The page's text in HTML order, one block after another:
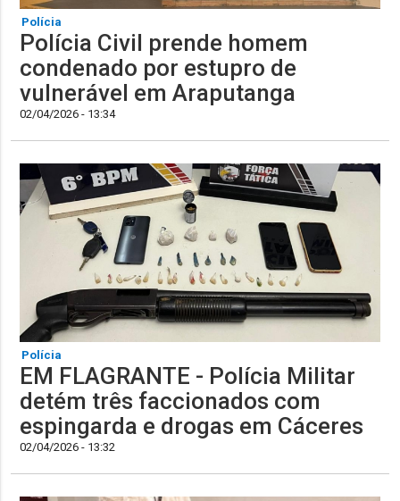
Polícia
Polícia Civil prende homem
condenado por estupro de
vulnerável em Araputanga
02/04/2026 - 13:34
Polícia
EM FLAGRANTE - Polícia Militar
detém três faccionados com
espingarda e drogas em Cáceres
02/04/2026 - 13:32